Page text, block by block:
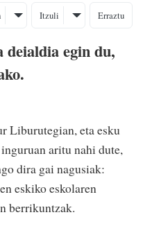
Itzuli Erraztu
egin du,
Liburutegian, eta esku
aritu nahi dute,
dira gai nagusiak:
eskiko eskolaren
berrikuntzak.